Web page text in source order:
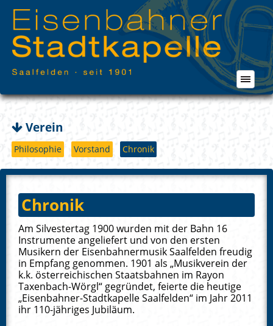
Verein
Philosophie Vorstand Chronik
Chronik
Am Silvestertag 1900 wurden mit der Bahn 16
Instrumente angeliefert und von den ersten
Musikern der Eisenbahnermusik Saalfelden freudig
in Empfang genommen. 1901 als „Musikverein der
k.k. österreichischen Staatsbahnen im Rayon
Taxenbach-Wörgl“ gegründet, feierte die heutige
„Eisenbahner-Stadtkapelle Saalfelden“ im Jahr 2011
ihr 110-jähriges Jubiläum.